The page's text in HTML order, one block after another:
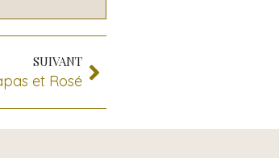
SUIVANT
et Rosé